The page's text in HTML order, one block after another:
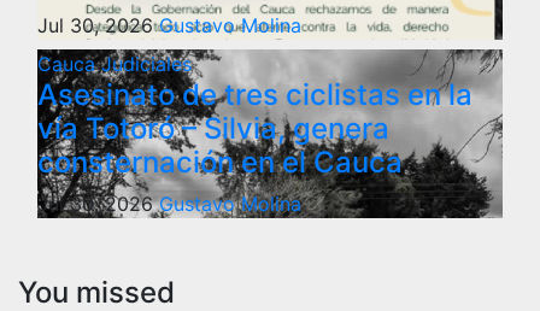
Jul 30, 2026Gustavo Molina
CaucaJudiciales
Asesinato de tres ciclistas en la
vía Totoró – Silvia, genera
consternación en el Cauca
Jul 30, 2026Gustavo Molina
You missed